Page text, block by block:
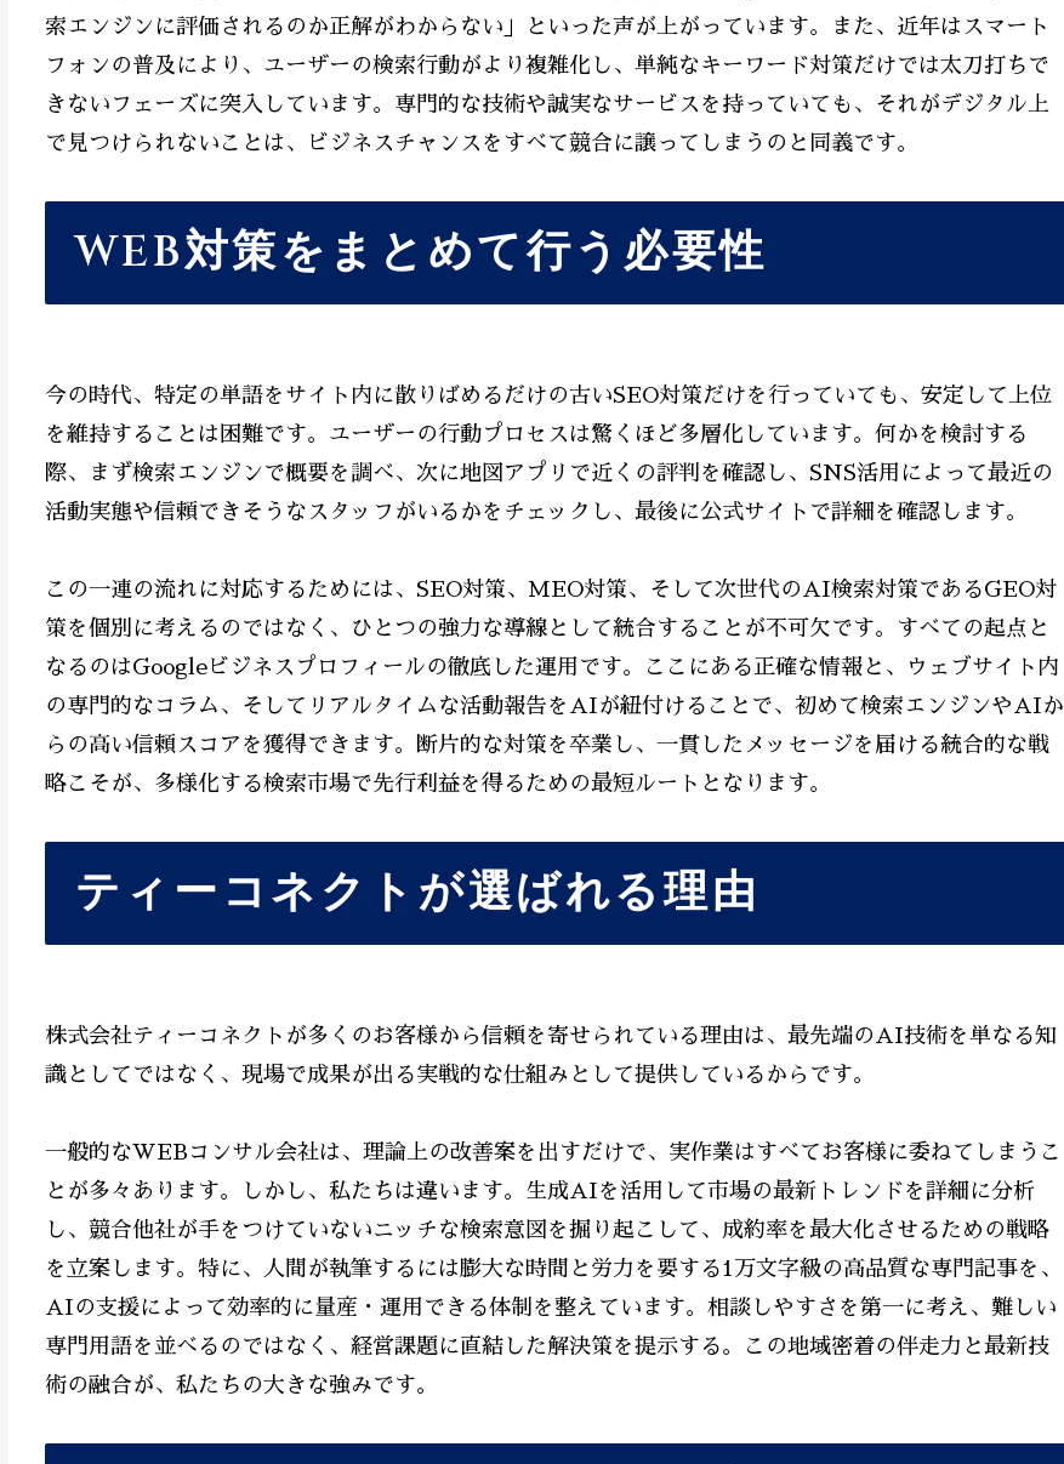
索エンジンに評価されるのか正解がわからない」といった声が上がっています。また、近年はスマート
フォンの普及により、ユーザーの検索行動がより複雑化し、単純なキーワード対策だけでは太刀打ちで
きないフェーズに突入しています。専門的な技術や誠実なサービスを持っていても、それがデジタル上
で見つけられないことは、ビジネスチャンスをすべて競合に譲ってしまうのと同義です。
WEB対策をまとめて行う必要性
今の時代、特定の単語をサイト内に散りばめるだけの古いSEO対策だけを行っていても、安定して上位
を維持することは困難です。ユーザーの行動プロセスは驚くほど多層化しています。何かを検討する
際、まず検索エンジンで概要を調べ、次に地図アプリで近くの評判を確認し、SNS活用によって最近の
活動実態や信頼できそうなスタッフがいるかをチェックし、最後に公式サイトで詳細を確認します。
この一連の流れに対応するためには、SEO対策、MEO対策、そして次世代のAI検索対策であるGEO対
策を個別に考えるのではなく、ひとつの強力な導線として統合することが不可欠です。すべての起点と
なるのはGoogleビジネスプロフィールの徹底した運用です。ここにある正確な情報と、ウェブサイト内
の専門的なコラム、そしてリアルタイムな活動報告をAIが紐付けることで、初めて検索エンジンやAIか
らの高い信頼スコアを獲得できます。断片的な対策を卒業し、一貫したメッセージを届ける統合的な戦
略こそが、多様化する検索市場で先行利益を得るための最短ルートとなります。
ティーコネクトが選ばれる理由
株式会社ティーコネクトが多くのお客様から信頼を寄せられている理由は、最先端のAI技術を単なる知
識としてではなく、現場で成果が出る実戦的な仕組みとして提供しているからです。
一般的なWEBコンサル会社は、理論上の改善案を出すだけで、実作業はすべてお客様に委ねてしまうこ
とが多々あります。しかし、私たちは違います。生成AIを活用して市場の最新トレンドを詳細に分析
し、競合他社が手をつけていないニッチな検索意図を掘り起こして、成約率を最大化させるための戦略
を立案します。特に、人間が執筆するには膨大な時間と労力を要する1万文字級の高品質な専門記事を、
AIの支援によって効率的に量産・運用できる体制を整えています。相談しやすさを第一に考え、難しい
専門用語を並べるのではなく、経営課題に直結した解決策を提示する。この地域密着の伴走力と最新技
術の融合が、私たちの大きな強みです。